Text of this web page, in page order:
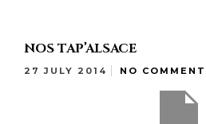
NOS TAP’ALSACE
27 JULY 2014 NO COMMENT